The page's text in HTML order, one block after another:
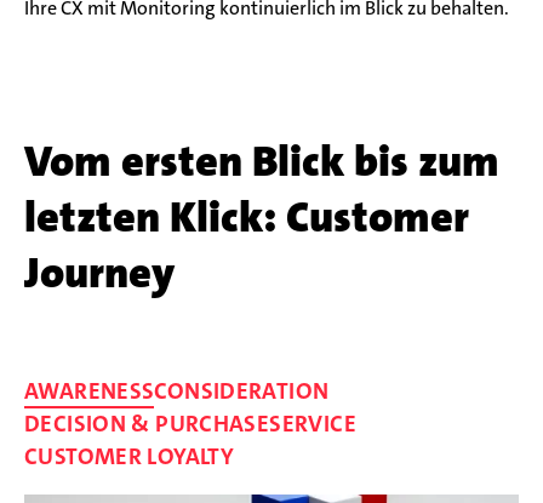
Ihre CX mit Monitoring kontinuierlich im Blick zu behalten.
Vom ersten Blick bis zum
letzten Klick: Customer
Journey
AWARENESSCONSIDERATION
DECISION & PURCHASESERVICE
CUSTOMER LOYALTY